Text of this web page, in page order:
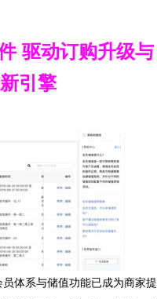
驱动订购升级与
引擎
体系与储值功能已成为商家提